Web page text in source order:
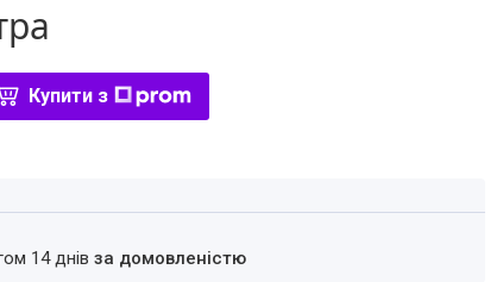
Купити з
14 днівза домовленістю